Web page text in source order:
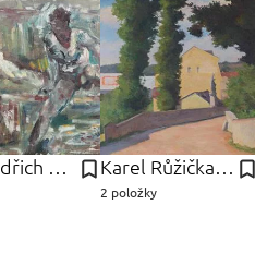
Jan Bedřich Plaček Karel Růžička-Rodon
2 položky